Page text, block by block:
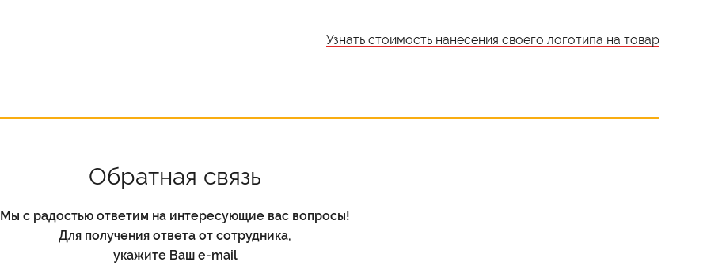
Узнать стоимость нанесения своего логотипа на товар
Обратная связь
Мы с радостью ответим на интересующие вас вопросы!
Для получения ответа от сотрудника,
укажите Ваш e-mail